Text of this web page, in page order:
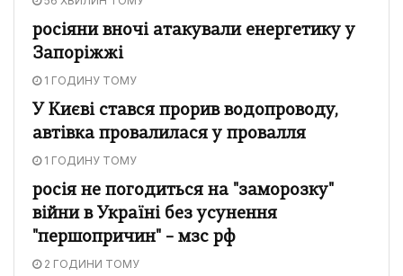
росіяни вночі атакували енергетику у
Запоріжжі
1 ГОДИНУ ТОМУ
У Києві стався прорив водопроводу,
автівка провалилася у провалля
1 ГОДИНУ ТОМУ
росія не погодиться на "заморозку"
війни в Україні без усунення
"першопричин" – мзс рф
2 ГОДИНИ ТОМУ